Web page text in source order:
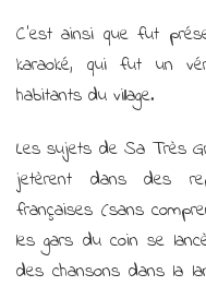
C’est ainsi que fut
karaoké, qui fut un
habitants du village.
Les sujets de Sa Très
jetèrent dans des
françaises (sans
les gars du coin se
des chansons dans la